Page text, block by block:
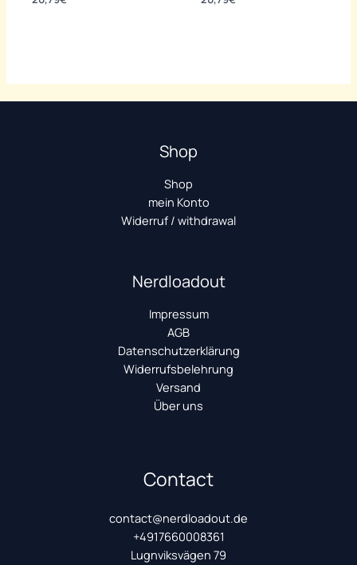
Shop
Shop
mein Konto
Widerruf / withdrawal
Nerdloadout
Impressum
AGB
Datenschutzerklärung
Widerrufsbelehrung
Versand
Über uns
Contact
contact@nerdloadout.de
+4917660008361
Lugnviksvägen 79